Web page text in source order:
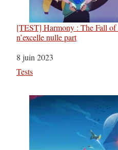
[TEST] Harmony : The Fall of
n’excelle nulle part
Date
8 juin 2023
Par rapport à
Tests